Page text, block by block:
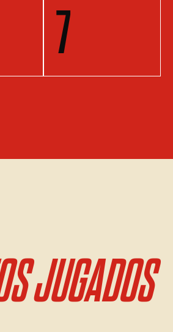
7
JUGADOS